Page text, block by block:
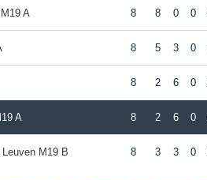
A 8 8 0 0
8 5 3 0
8 2 6 0
A 8 2 6 0
M19 B 8 3 3 0